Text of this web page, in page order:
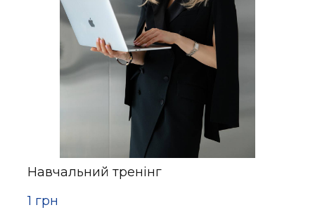
Навчальний тренінг
1 грн